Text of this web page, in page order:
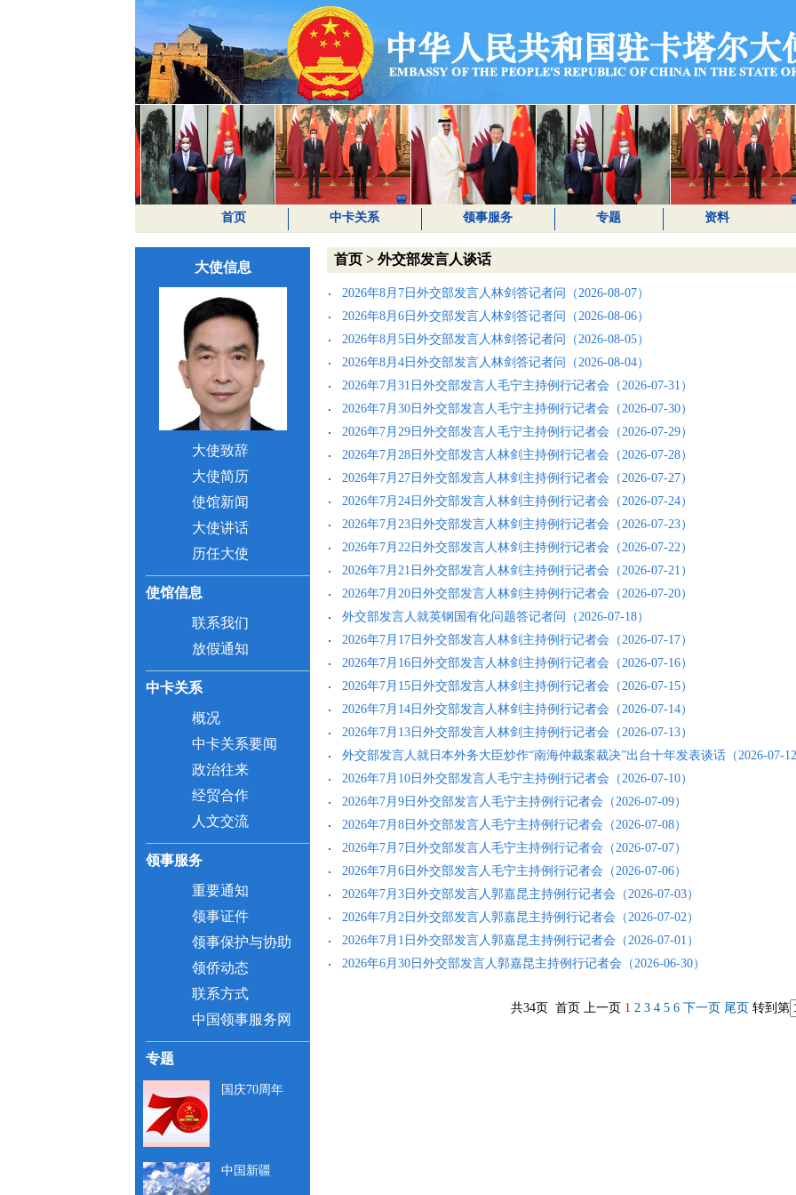
首页 中卡关系 领事服务 专题 资料
大使信息
大使致辞
大使简历
使馆新闻
大使讲话
历任大使
使馆信息
联系我们
放假通知
中卡关系
概况
中卡关系要闻
政治往来
经贸合作
人文交流
领事服务
重要通知
领事证件
领事保护与协助
领侨动态
联系方式
中国领事服务网
专题
国庆70周年
中国新疆
首页 > 外交部发言人谈话
2026年8月7日外交部发言人林剑答记者问（2026-08-07）
2026年8月6日外交部发言人林剑答记者问（2026-08-06）
2026年8月5日外交部发言人林剑答记者问（2026-08-05）
2026年8月4日外交部发言人林剑答记者问（2026-08-04）
2026年7月31日外交部发言人毛宁主持例行记者会（2026-07-31）
2026年7月30日外交部发言人毛宁主持例行记者会（2026-07-30）
2026年7月29日外交部发言人毛宁主持例行记者会（2026-07-29）
2026年7月28日外交部发言人林剑主持例行记者会（2026-07-28）
2026年7月27日外交部发言人林剑主持例行记者会（2026-07-27）
2026年7月24日外交部发言人林剑主持例行记者会（2026-07-24）
2026年7月23日外交部发言人林剑主持例行记者会（2026-07-23）
2026年7月22日外交部发言人林剑主持例行记者会（2026-07-22）
2026年7月21日外交部发言人林剑主持例行记者会（2026-07-21）
2026年7月20日外交部发言人林剑主持例行记者会（2026-07-20）
外交部发言人就英钢国有化问题答记者问（2026-07-18）
2026年7月17日外交部发言人林剑主持例行记者会（2026-07-17）
2026年7月16日外交部发言人林剑主持例行记者会（2026-07-16）
2026年7月15日外交部发言人林剑主持例行记者会（2026-07-15）
2026年7月14日外交部发言人林剑主持例行记者会（2026-07-14）
2026年7月13日外交部发言人林剑主持例行记者会（2026-07-13）
外交部发言人就日本外务大臣炒作“南海仲裁案裁决”出台十年发表谈话（2026-07-
2026年7月10日外交部发言人毛宁主持例行记者会（2026-07-10）
2026年7月9日外交部发言人毛宁主持例行记者会（2026-07-09）
2026年7月8日外交部发言人毛宁主持例行记者会（2026-07-08）
2026年7月7日外交部发言人毛宁主持例行记者会（2026-07-07）
2026年7月6日外交部发言人毛宁主持例行记者会（2026-07-06）
2026年7月3日外交部发言人郭嘉昆主持例行记者会（2026-07-03）
2026年7月2日外交部发言人郭嘉昆主持例行记者会（2026-07-02）
2026年7月1日外交部发言人郭嘉昆主持例行记者会（2026-07-01）
2026年6月30日外交部发言人郭嘉昆主持例行记者会（2026-06-30）
共34页 首页 上一页 1 2 3 4 5 6 下一页 尾页 转到第